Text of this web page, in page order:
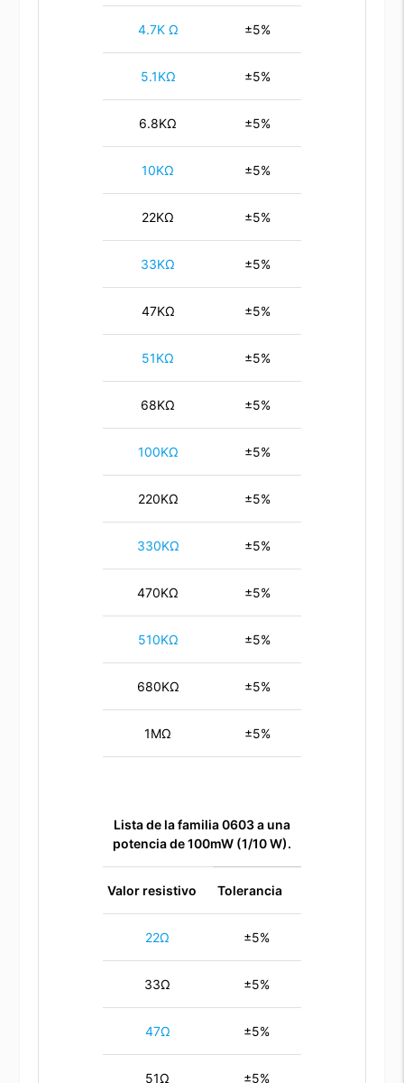
4.7K Ω ±5%
5.1KΩ ±5%
6.8KΩ ±5%
10KΩ ±5%
22KΩ ±5%
33KΩ ±5%
47KΩ ±5%
51KΩ ±5%
68KΩ ±5%
100KΩ ±5%
220KΩ ±5%
330KΩ ±5%
470KΩ ±5%
510KΩ ±5%
680KΩ ±5%
1MΩ ±5%
Lista de la familia 0603 a una
potencia de 100mW (1/10 W).
Valor resistivo Tolerancia
22Ω ±5%
33Ω ±5%
47Ω ±5%
51Ω ±5%